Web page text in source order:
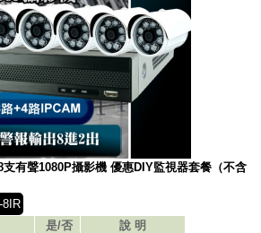
有聲1080P攝影機 優惠DIY監視器套餐（不含
8IR
是/否
說 明